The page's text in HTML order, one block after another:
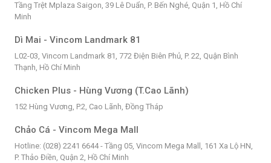
Tầng Trệt Mplaza Saigon, 39 Lê Duẩn, P. Bến Nghé, Quận 1, Hồ Chí
Minh
Dì Mai - Vincom Landmark 81
L02-03, Vincom Landmark 81, 772 Điện Biên Phủ, P. 22, Quận Bình
Thạnh, Hồ Chí Minh
Chicken Plus - Hùng Vương (T.Cao Lãnh)
152 Hùng Vương, P.2, Cao Lãnh, Đồng Tháp
Chảo Cá - Vincom Mega Mall
Hotline: (028) 2241 6644 - Tầng 05, Vincom Mega Mall, 161 Xa Lộ HN,
P. Thảo Điền, Quận 2, Hồ Chí Minh